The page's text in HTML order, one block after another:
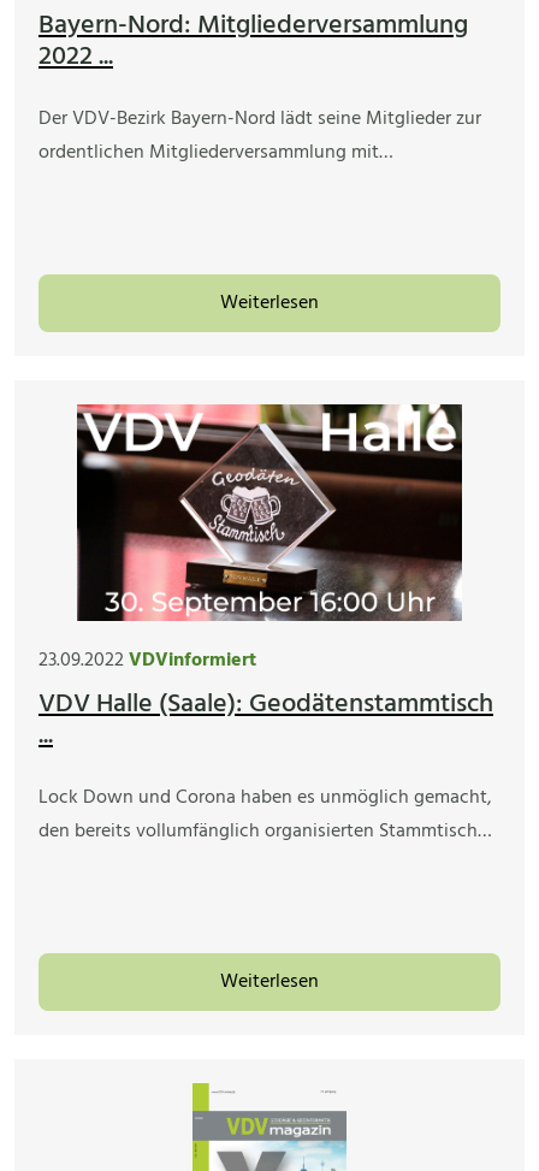
Bayern-Nord: Mitgliederversammlung
2022 ...
Der VDV-Bezirk Bayern-Nord lädt seine Mitglieder zur
ordentlichen Mitgliederversammlung mit…
Weiterlesen
23.09.2022VDVinformiert
VDV Halle (Saale): Geodätenstammtisch
...
Lock Down und Corona haben es unmöglich gemacht,
den bereits vollumfänglich organisierten Stammtisch…
Weiterlesen